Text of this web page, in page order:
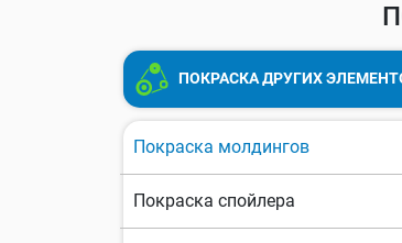
ПОКРАСКА ДРУГИХ
Покраска молдингов
Покраска спойлера